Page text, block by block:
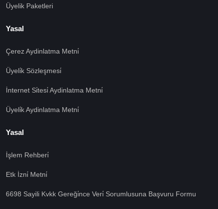
Üyelik Paketleri
Yasal
Çerez Aydinlatma Metni̇
Üyeli̇k Sözleşmesi̇
İnternet Si̇tesi̇ Aydinlatma Metni̇
Üyeli̇k Aydinlatma Metni̇
Yasal
İşlem Rehberi̇
Etk İzni̇ Metni̇
6698 Sayili Kvkk Gereği̇nce Veri̇ Sorumlusuna Başvuru Formu